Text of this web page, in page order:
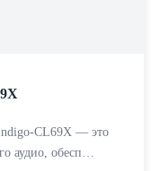
Indigo-CL69X — это
аудио, обесп…